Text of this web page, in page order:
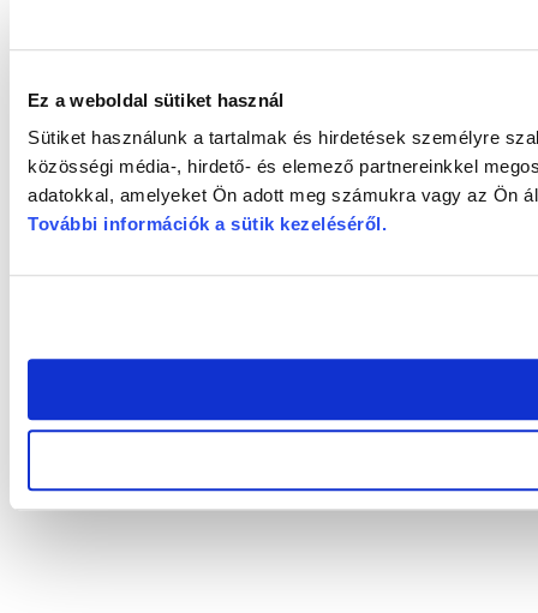
Ez a weboldal sütiket használ
Sütiket használunk a tartalmak és hirdetések személyre
közösségi média-, hirdető- és elemező partnereinkkel
adatokkal, amelyeket Ön adott meg számukra vagy az Ön
További információk a sütik kezeléséről.